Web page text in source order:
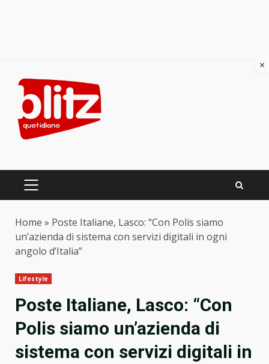
content
PRIMARY
Home » Poste Italiane, Lasco: “Con Polis siamo
un’azienda di sistema con servizi digitali in ogni
angolo d’Italia”
Lifestyle
Poste Italiane, Lasco: “Con
Polis siamo un’azienda di
sistema con servizi digitali in
×